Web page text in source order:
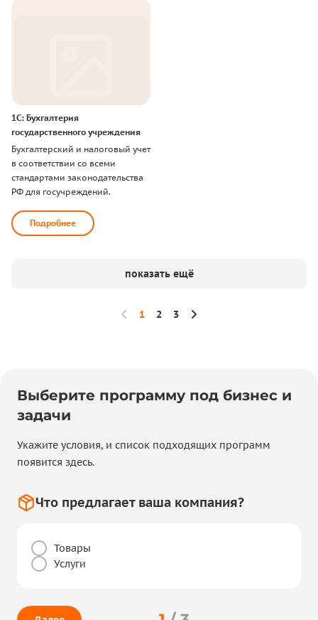
1С: Бухгалтерия
государственного учреждения
Бухгалтерский и налоговый учет
в соответствии со всеми
стандартами законодательства
РФ для госучреждений.
Подробнее
показать ещё
1 2 3
Выберите программу под бизнес и
задачи
Укажите условия, и список подходящих программ
появится здесь.
Что предлагает ваша компания?
Товары
Услуги